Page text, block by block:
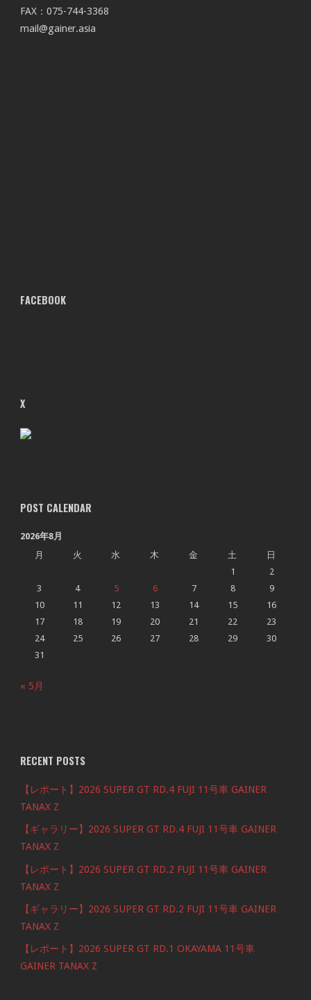
FAX：075-744-3368
mail@gainer.asia
FACEBOOK
X
POST CALENDAR
2026年8月
月
火 水 木 金 土
日
1
2
3
4 5 6 7 8
9
10
11 12 13 14 15
16
17
18 19 20 21 22
23
24
25 26 27 28 29
30
31
« 5月
RECENT POSTS
【レポート】2026 SUPER GT RD.4 FUJI 11号車 GAINER
TANAX Z
【ギャラリー】2026 SUPER GT RD.4 FUJI 11号車 GAINER
TANAX Z
【レポート】2026 SUPER GT RD.2 FUJI 11号車 GAINER
TANAX Z
【ギャラリー】2026 SUPER GT RD.2 FUJI 11号車 GAINER
TANAX Z
【レポート】2026 SUPER GT RD.1 OKAYAMA 11号車
GAINER TANAX Z